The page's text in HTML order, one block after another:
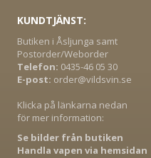
KUNDTJÄNST:
Butiken i Åsljunga samt
Postorder/Weborder
Telefon: 0435-46 05 30
E-post: order@vildsvin.se
Klicka på länkarna nedan
för mer information:
Se bilder från butiken
Handla vapen via hemsidan